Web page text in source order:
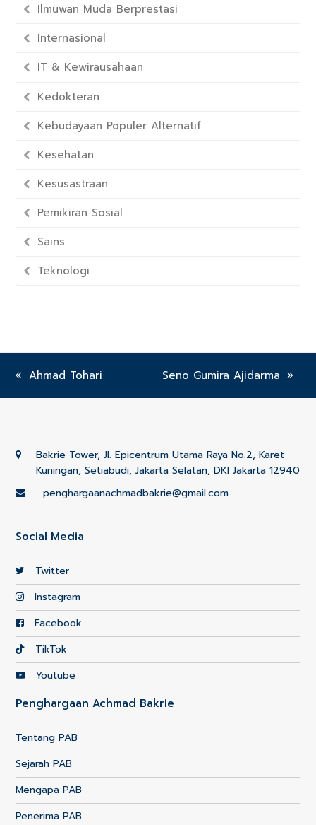
Ilmuwan Muda Berprestasi
Internasional
IT & Kewirausahaan
Kedokteran
Kebudayaan Populer Alternatif
Kesehatan
Kesusastraan
Pemikiran Sosial
Sains
Teknologi
previous
Ahmad Tohari
next
Seno Gumira Ajidarma
Bakrie Tower, Jl. Epicentrum Utama Raya No.2, Karet
Kuningan, Setiabudi, Jakarta Selatan, DKI Jakarta 12940
penghargaanachmadbakrie@gmail.com
Social Media
Twitter
Instagram
Facebook
TikTok
Youtube
Penghargaan Achmad Bakrie
Tentang PAB
Sejarah PAB
Mengapa PAB
Penerima PAB